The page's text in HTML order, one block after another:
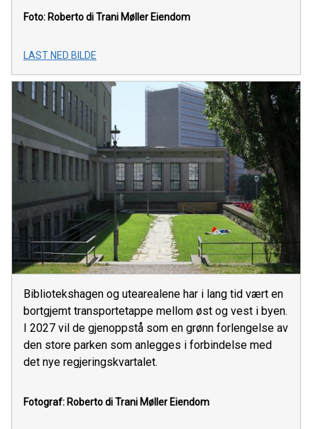
Foto: Roberto di Trani Møller Eiendom
LAST NED BILDE
Bibliotekshagen og utearealene har i lang tid vært en
bortgjemt transportetappe mellom øst og vest i byen.
I 2027 vil de gjenoppstå som en grønn forlengelse av
den store parken som anlegges i forbindelse med
det nye regjeringskvartalet.
Fotograf: Roberto di Trani Møller Eiendom